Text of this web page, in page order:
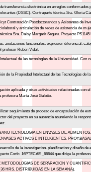
transferencia electrónica en arreglos
(DSSC). Contraparte técnica Sra. Gloria
Contratación Postdoctorandos y Asistentes de
y articulación de redes de asistencia de
Sra. Daisy Margarit Segura. Proyecto PS1145
anotaciones funcionales. expresión diferencial.
profesor Rubén Vidal.
de las tecnologías de la Universidad. Con
de la Propiedad Intelectual de las Tecnologías de
aplicada y otras actividades relacionadas con
profesora María José Galotto.
seguimiento de proceso de encapsulación de
del proyecto en su ausencia asumiendo la
EN ENVASES DE
ACTIVOS E INTELIGENTES.
de la investigacion. planificacion y diseño
Corfo 16PTECAE _66644 que dirige la
DE SEPARACION Y
HRS. DISTRIBUIDAS EN LA SEMANA).